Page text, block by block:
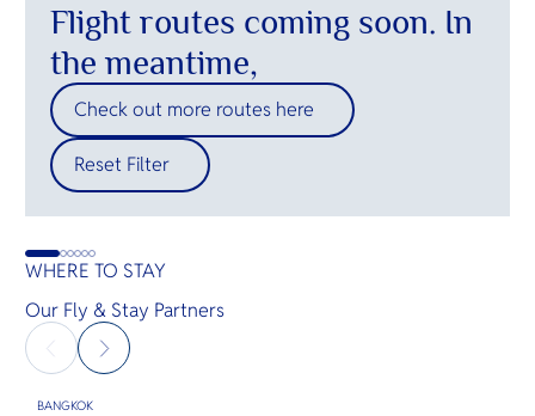
Flight routes coming soon. In
the meantime,
Check out more routes here
Reset Filter
WHERE TO STAY
Our Fly & Stay Partners
BANGKOK